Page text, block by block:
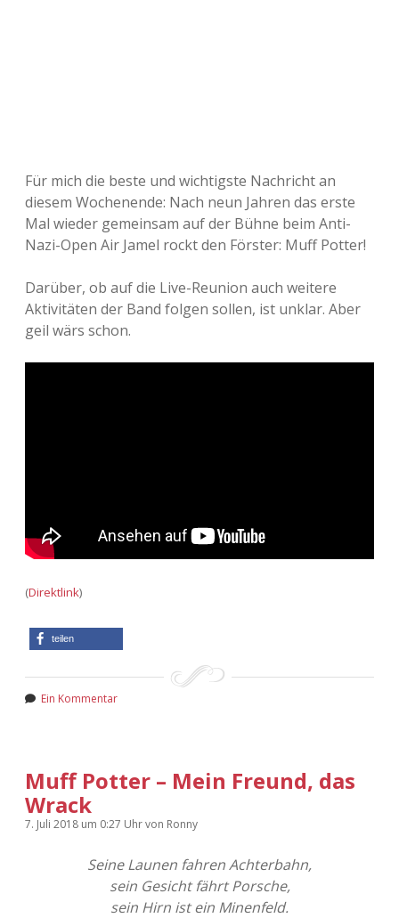
Für mich die beste und wichtigste Nachricht an
diesem Wochenende: Nach neun Jahren das erste
Mal wieder gemeinsam auf der Bühne beim Anti-
Nazi-Open Air Jamel rockt den Förster: Muff Potter!
Darüber, ob auf die Live-Reunion auch weitere
Aktivitäten der Band folgen sollen, ist unklar. Aber
geil wärs schon.
(Direktlink)
teilen
Ein Kommentar
Muff Potter – Mein Freund, das
Wrack
7. Juli 2018 um 0:27 Uhrvon Ronny
Seine Launen fahren Achterbahn,
sein Gesicht fährt Porsche,
sein Hirn ist ein Minenfeld.